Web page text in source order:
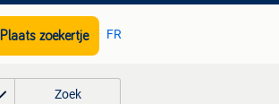
Plaats zoekertje FR
Zoek